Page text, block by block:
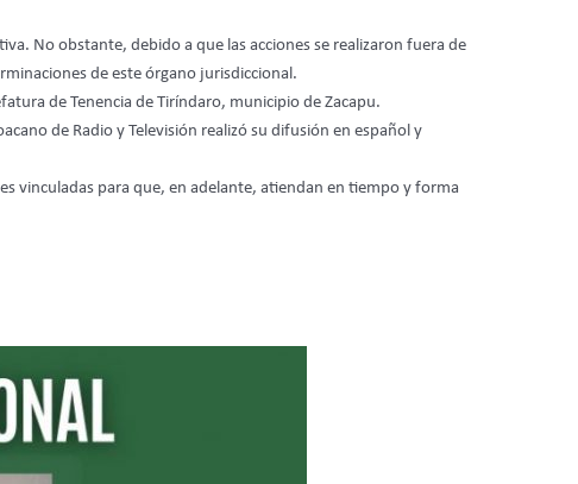
No obstante, debido a que las acciones se realizaron fuera de
de este órgano jurisdiccional.
de Tenencia de Tiríndaro, municipio de Zacapu.
de Radio y Televisión realizó su difusión en español y
vinculadas para que, en adelante, atiendan en tiempo y forma